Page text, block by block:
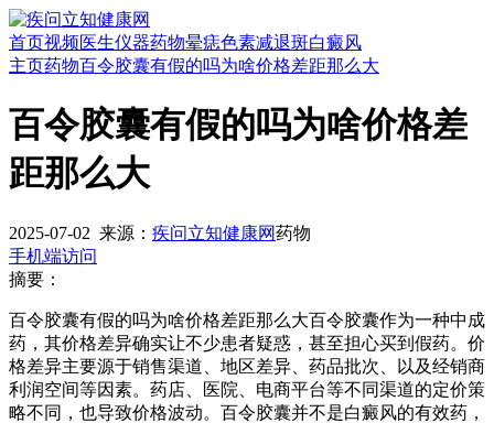
首页视频医生仪器药物晕痣色素减退斑白癜风
主页药物百令胶囊有假的吗为啥价格差距那么大
百令胶囊有假的吗为啥价格差
距那么大
2025-07-02 来源： 疾问立知健康网药物
手机端访问
摘要：
百令胶囊有假的吗为啥价格差距那么大百令胶囊作为一种中成
药，其价格差异确实让不少患者疑惑，甚至担心买到假药。价
格差异主要源于销售渠道、地区差异、药品批次、以及经销商
利润空间等因素。药店、医院、电商平台等不同渠道的定价策
略不同，也导致价格波动。百令胶囊并不是白癜风的有效药，